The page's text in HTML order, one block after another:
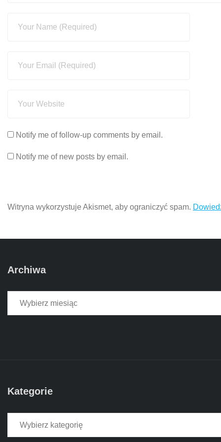
Notify me of follow-up comments by email.
Notify me of new posts by email.
Witryna wykorzystuje Akismet, aby ograniczyć spam.
Archiwa
Kategorie
Kategorie